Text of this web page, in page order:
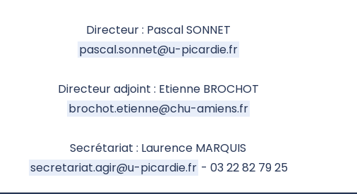
Directeur : Pascal SONNET
pascal.sonnet@u-picardie.fr
Directeur adjoint : Etienne BROCHOT
brochot.etienne@chu-amiens.fr
Secrétariat : Laurence MARQUIS
secretariat.agir@u-picardie.fr - 03 22 82 79 25